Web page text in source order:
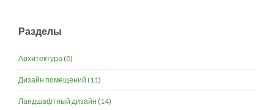
Разделы
Архитектура(0)
Дизайн помещений (11)
Ландшафтный дизайн (14)